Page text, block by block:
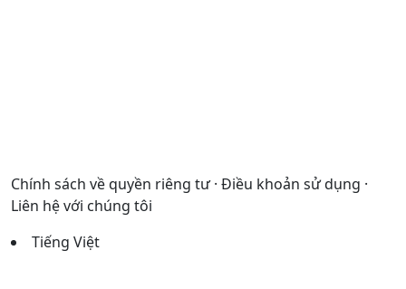
Chính sách về quyền riêng tư · Điều khoản sử dụng ·
Liên hệ với chúng tôi
Tiếng Việt